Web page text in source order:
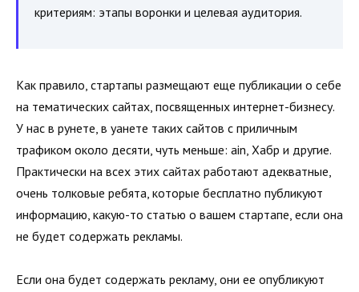
критериям: этапы воронки и целевая аудитория.
Как правило, стартапы размещают еще публикации о себе
на тематических сайтах, посвященных интернет-бизнесу.
У нас в рунете, в уанете таких сайтов с приличным
трафиком около десяти, чуть меньше: ain, Хабр и другие.
Практически на всех этих сайтах работают адекватные,
очень толковые ребята, которые бесплатно публикуют
информацию, какую-то статью о вашем стартапе, если она
не будет содержать рекламы.
Если она будет содержать рекламу, они ее опубликуют